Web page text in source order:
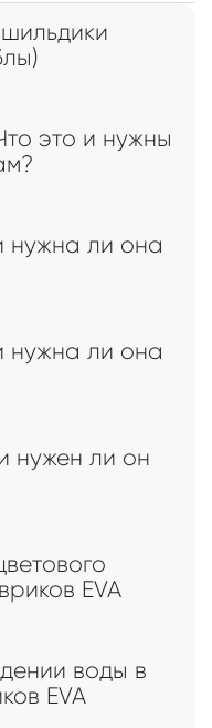
это и нужны
нужна ли она
нужна ли она
нужен ли он
EVA
воды в
EVA